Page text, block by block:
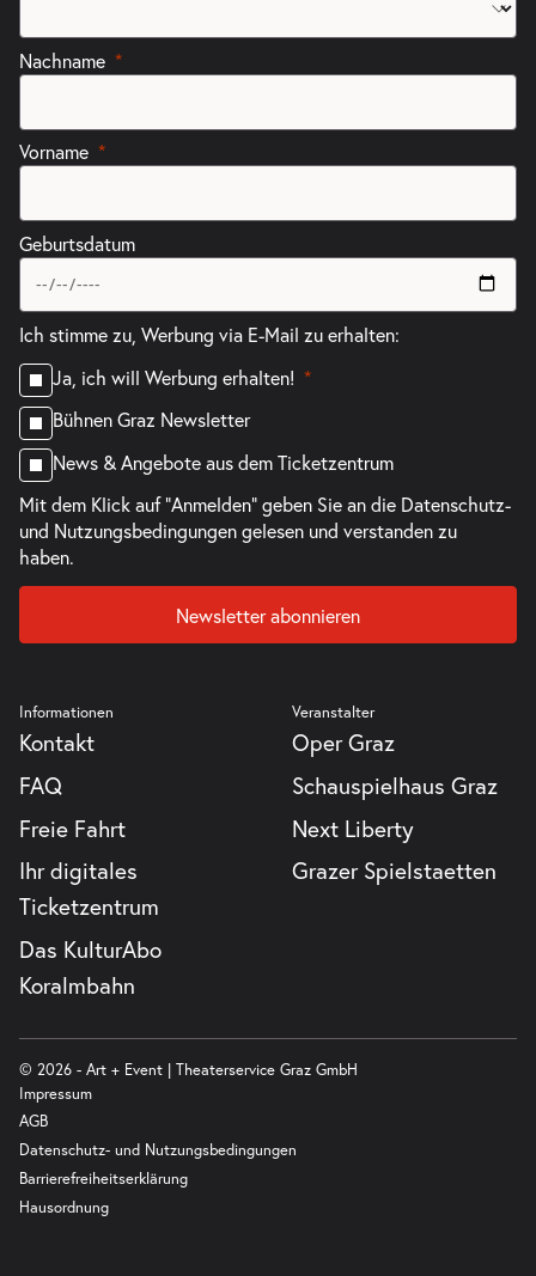
Nachname
Vorname
Geburtsdatum
Ich stimme zu, Werbung via E-Mail zu erhalten:
Ja, ich will Werbung erhalten!
Bühnen Graz Newsletter
News & Angebote aus dem Ticketzentrum
Mit dem Klick auf "Anmelden" geben Sie an die Datenschutz-
und Nutzungsbedingungengelesen und verstanden zu
haben.
Newsletter abonnieren
Informationen
Kontakt
FAQ
Freie Fahrt
Ihr digitales
Ticketzentrum
Das KulturAbo
Koralmbahn
Veranstalter
Oper Graz
Schauspielhaus Graz
Next Liberty
Grazer Spielstaetten
© 2026 - Art + Event | Theaterservice Graz GmbH
Impressum
AGB
Datenschutz- und Nutzungsbedingungen
Barrierefreiheitserklärung
Hausordnung